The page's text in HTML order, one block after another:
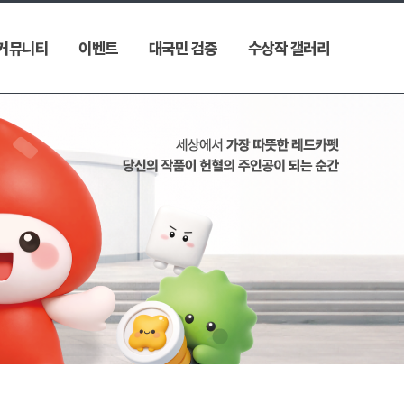
뮤니티 이벤트 대국민 검증 수상작 갤러리